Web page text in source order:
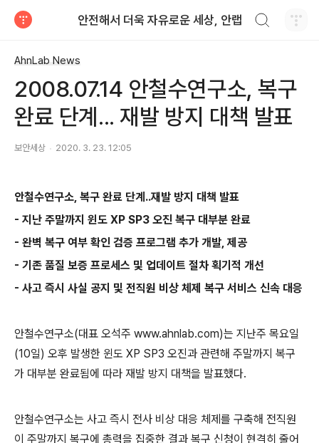
안전해서 더욱 자유로운 세상, 안랩
AhnLab News
2008.07.14 안철수연구소, 복구
완료 단계... 재발 방지 대책 발표
보안세상 2020. 3. 23. 12:05
안철수연구소, 복구 완료 단계 ..재발 방지 대책 발표
- 지난 주말까지 윈도 XP SP3 오진 복구 대부분 완료
- 완벽 복구 여부 확인 검증 프로그램 추가 개발, 제공
- 기존 품질 보증 프로세스 및 업데이트 절차 획기적 개선
- 사고 즉시 사실 공지 및 전직원 비상 체제 복구 서비스 신속 대응
안철수연구소(대표 오석주 www.ahnlab.com)는 지난주 목요일
(10일) 오후 발생한 윈도 XP SP3 오진과 관련해 주말까지 복구
가 대부분 완료됨에 따라 재발 방지 대책을 발표했다.
안철수연구소는 사고 즉시 전사 비상 대응 체제를 구축해 전직원
이 주말까지 복구에 총력을 집중한 결과 복구 신청이 현격히 줄어